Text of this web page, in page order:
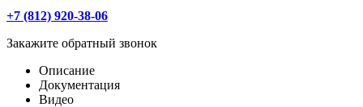
+7 (812) 920-38-06
Закажите обратный звонок
Описание
Документация
Видео